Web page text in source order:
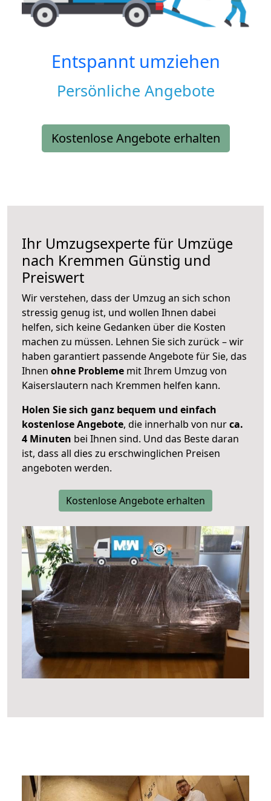
Entspannt umziehen
Persönliche Angebote
Kostenlose Angebote erhalten
Ihr Umzugsexperte für Umzüge
nach Kremmen Günstig und
Preiswert
Wir verstehen, dass der Umzug an sich schon
stressig genug ist, und wollen Ihnen dabei
helfen, sich keine Gedanken über die Kosten
machen zu müssen. Lehnen Sie sich zurück – wir
haben garantiert passende Angebote für Sie, das
Ihnen ohne Probleme mit Ihrem Umzug von
Kaiserslautern nach Kremmen helfen kann.
Holen Sie sich ganz bequem und einfach
kostenlose Angebote, die innerhalb von nurca.
4 Minuten bei Ihnen sind. Und das Beste daran
ist, dass all dies zu erschwinglichen Preisen
angeboten werden.
Kostenlose Angebote erhalten